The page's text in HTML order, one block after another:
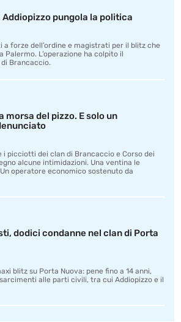
Addiopizzo pungola la politica
a forze dell’ordine e magistrati per il blitz che
Palermo. L’operazione ha colpito il
Brancaccio.
morsa del pizzo. E solo un
i picciotti dei clan di Brancaccio e Corso dei
alcune intimidazioni. Una ventina le
operatore economico sostenuto da
dodici condanne nel clan di Porta
blitz su Porta Nuova: pene fino a 14 anni,
alle parti civili, tra cui Addiopizzo e il